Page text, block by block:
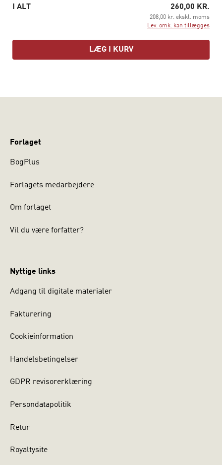
fremmedsprog på Københavns Universitet. Pia Quist er
adjunkt, ph.d. på Nordisk Forskningsinstitut, afdelingen
for Dialektforskning, Københavns Universitet.
I ALT 260,00 KR.
208,00 kr. ekskl. moms
Lev. omk. kan tillægges
LÆG I KURV
Forlaget
BogPlus
Forlagets medarbejdere
Om forlaget
Vil du være forfatter?
Nyttige links
Adgang til digitale materialer
Fakturering
Cookieinformation
Handelsbetingelser
GDPR revisorerklæring
Persondatapolitik
Retur
Royaltysite